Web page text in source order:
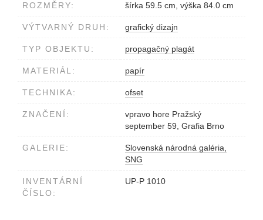
ROZMĚRY: šírka 59.5 cm, výška 84.0 cm
VÝTVARNÝ DRUH: grafický dizajn
TYP OBJEKTU: propagačný plagát
MATERIÁL: papír
TECHNIKA: ofset
ZNAČENÍ:
vpravo hore Pražský
september 59, Grafia Brno
GALERIE:
Slovenská národná galéria,
SNG
INVENTÁRNÍ
ČÍSLO:
UP-P 1010